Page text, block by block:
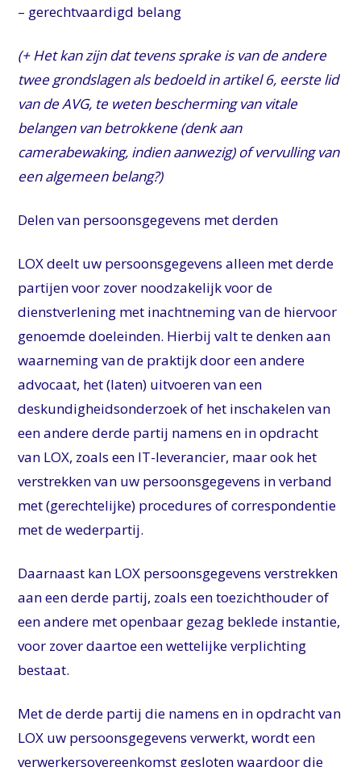
– gerechtvaardigd belang
(+ Het kan zijn dat tevens sprake is van de andere
twee grondslagen als bedoeld in artikel 6, eerste lid
van de AVG, te weten bescherming van vitale
belangen van betrokkene (denk aan
camerabewaking, indien aanwezig) of vervulling van
een algemeen belang?)
Delen van persoonsgegevens met derden
LOX deelt uw persoonsgegevens alleen met derde
partijen voor zover noodzakelijk voor de
dienstverlening met inachtneming van de hiervoor
genoemde doeleinden. Hierbij valt te denken aan
waarneming van de praktijk door een andere
advocaat, het (laten) uitvoeren van een
deskundigheidsonderzoek of het inschakelen van
een andere derde partij namens en in opdracht
van LOX, zoals een IT-leverancier, maar ook het
verstrekken van uw persoonsgegevens in verband
met (gerechtelijke) procedures of correspondentie
met de wederpartij.
Daarnaast kan LOX persoonsgegevens verstrekken
aan een derde partij, zoals een toezichthouder of
een andere met openbaar gezag beklede instantie,
voor zover daartoe een wettelijke verplichting
bestaat.
Met de derde partij die namens en in opdracht van
LOX uw persoonsgegevens verwerkt, wordt een
verwerkersovereenkomst gesloten waardoor die